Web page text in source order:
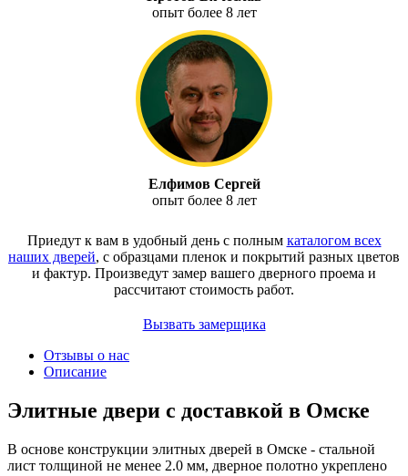
опыт более 8 лет
Елфимов Сергей
опыт более 8 лет
Приедут к вам в удобный день с полным каталогом всех
наших дверей, с образцами пленок и покрытий разных цветов
и фактур. Произведут замер вашего дверного проема и
рассчитают стоимость работ.
Вызвать замерщика
Отзывы о нас
Описание
Элитные двери с доставкой в Омске
В основе конструкции элитных дверей в Омске - стальной
лист толщиной не менее 2.0 мм, дверное полотно укреплено